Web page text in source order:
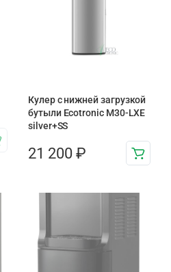
Кулер с нижней загрузкой
бутыли Ecotronic M30-LXE
silver+SS
21 200 ₽